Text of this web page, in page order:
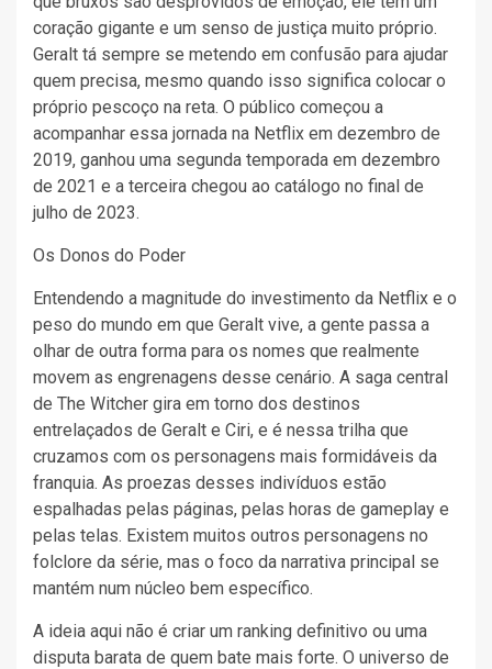
coração gigante e um senso de justiça muito próprio.
Geralt tá sempre se metendo em confusão para ajudar
quem precisa, mesmo quando isso significa colocar o
próprio pescoço na reta. O público começou a
acompanhar essa jornada na Netflix em dezembro de
2019, ganhou uma segunda temporada em dezembro
de 2021 e a terceira chegou ao catálogo no final de
julho de 2023.
Os Donos do Poder
Entendendo a magnitude do investimento da Netflix e o
peso do mundo em que Geralt vive, a gente passa a
olhar de outra forma para os nomes que realmente
movem as engrenagens desse cenário. A saga central
de The Witcher gira em torno dos destinos
entrelaçados de Geralt e Ciri, e é nessa trilha que
cruzamos com os personagens mais formidáveis da
franquia. As proezas desses indivíduos estão
espalhadas pelas páginas, pelas horas de gameplay e
pelas telas. Existem muitos outros personagens no
folclore da série, mas o foco da narrativa principal se
mantém num núcleo bem específico.
A ideia aqui não é criar um ranking definitivo ou uma
disputa barata de quem bate mais forte. O universo de